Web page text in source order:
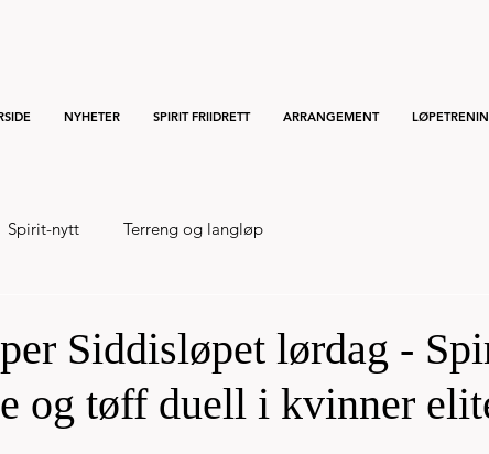
NYHETER SPIRIT FRIIDRETT ARRANGEMENT
Spirit-nytt Terreng og langløp
Siddisløpet lørdag -
og tøff duell i kvinner